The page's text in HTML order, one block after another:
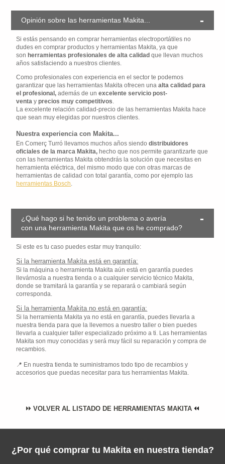
Opinión sobre las herramientas Makita...
Si estás pensando en comprar herramientas electroportátiles no
dudes en comprar productos y herramientas Makita, ya que
son herramientas profesionales de alta calidad que llevan muchos
años satisfaciendo a nuestros clientes.
Como profesionales con experiencia en el sector te podemos
garantizar que las herramientas Makita ofrecen unaalta calidad para
el profesional, además de unexcelente servicio post-
venta yprecios muy competitivos.
La excelente relación calidad-precio de las herramientas Makita hace
que sean muy elegidas por nuestros clientes.
Nuestra experiencia con Makita...
En Comerç Turró llevamos muchos años siendodistribuidores
oficiales de la marca Makita, hecho que nos permite garantizarte que
con las herramientas Makita obtendrás la solución que necesitas en
herramienta eléctrica, del mismo modo que con otras marcas de
herramientas de calidad con total garantía, como por ejemplo las
herramientas Bosch.
¿Qué hago si he tenido un problema o avería
con una herramienta Makita que os he comprado?
Si este es tu caso puedes estar muy tranquilo:
Si la herramienta Makita está en garantía:
Si la máquina o herramienta Makita aún está en garantía puedes
llevárnosla a nuestra tienda o a cualquier servicio técnico Makita,
donde se tramitará la garantía y se reparará o cambiará según
corresponda.
Si la herramienta Makita no está en garantía:
Si la herramienta Makita ya no está en garantía, puedes llevarla a
nuestra tienda para que la llevemos a nuestro taller o bien puedes
llevarla a cualquier taller especializado próximo a ti. Las herramientas
Makita son muy conocidas y será muy fácil su reparación y compra de
recambios.
En nuestra tienda te suministramos todo tipo de recambios y
accesorios que puedas necesitar para tus herramientas Makita.
VOLVER AL LISTADO DE HERRAMIENTAS MAKITA
¿Por qué comprar tu Makita en nuestra tienda?